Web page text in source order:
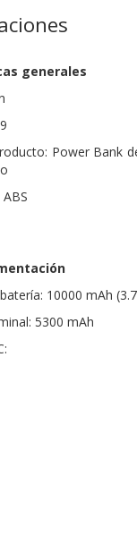
generales
Power Bank
10000 mAh
5300 mAh